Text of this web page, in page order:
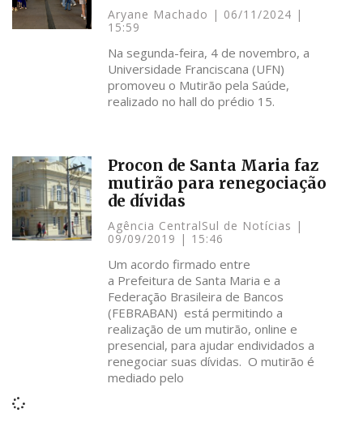
Aryane Machado
06/11/2024
15:59
Na segunda-feira, 4 de novembro, a
Universidade Franciscana (UFN)
promoveu o Mutirão pela Saúde,
realizado no hall do prédio 15.
Procon de Santa Maria faz
mutirão para renegociação
de dívidas
Agência CentralSul de Notícias
09/09/2019
15:46
Um acordo firmado entre
a Prefeitura de Santa Maria e a
Federação Brasileira de Bancos
(FEBRABAN) está permitindo a
realização de um mutirão, online e
presencial, para ajudar endividados a
renegociar suas dívidas. O mutirão é
mediado pelo